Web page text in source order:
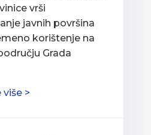
vrši
javnih površina
korištenje na
Grada
više >